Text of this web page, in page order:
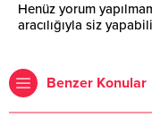
Henüz yorum
aracılığıyla siz
Benzer Konular